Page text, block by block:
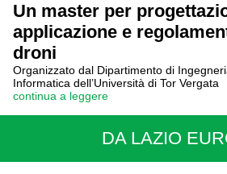
Un master per
applicazione e
droni
Organizzato dal Dipartimento di
Informatica dell’Università di Tor Vergata
continua a leggere
DA LAZIO